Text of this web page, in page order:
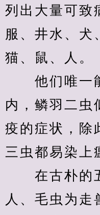
列出大量可致
服、井水、犬
猫、鼠、人。
他们唯一能
内，鳞羽二虫
疫的症状，除
三虫都易染上
在古朴的五
人、毛虫为走